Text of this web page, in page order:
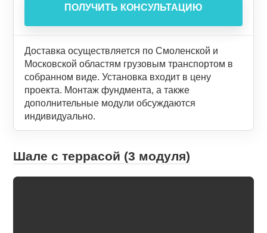
Доставка осуществляется по Смоленской и
Московской областям грузовым транспортом в
собранном виде. Установка входит в цену
проекта. Монтаж фундмента, а также
дополнительные модули обсуждаются
индивидуально.
Шале с террасой (3 модуля)